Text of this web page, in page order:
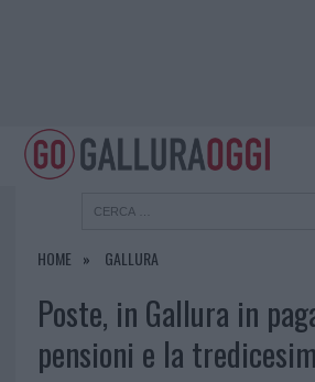
HOME GALLURA
Poste, in Gallura in
pensioni e la